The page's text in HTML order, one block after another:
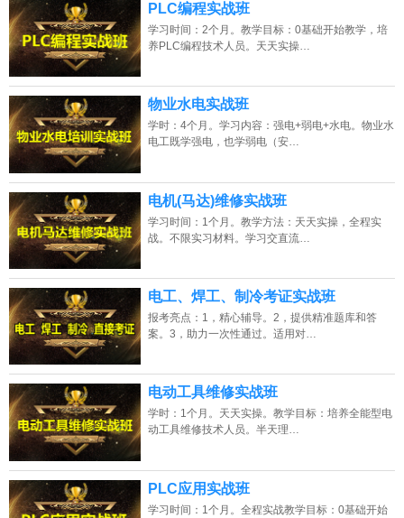
PLC编程实战班
学习时间：2个月。教学目标：0基础开始教学，培
养PLC编程技术人员。天天实操…
物业水电实战班
学时：4个月。学习内容：强电+弱电+水电。物业水
电工既学强电，也学弱电（安…
电机(马达)维修实战班
学习时间：1个月。教学方法：天天实操，全程实
战。不限实习材料。学习交直流…
电工、焊工、制冷考证实战班
报考亮点：1，精心辅导。2，提供精准题库和答
案。3，助力一次性通过。适用对…
电动工具维修实战班
学时：1个月。天天实操。教学目标：培养全能型电
动工具维修技术人员。半天理…
PLC应用实战班
学习时间：1个月。全程实战教学目标：0基础开始